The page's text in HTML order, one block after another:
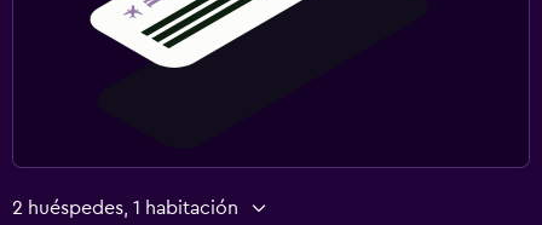
2 huéspedes, 1 habitación